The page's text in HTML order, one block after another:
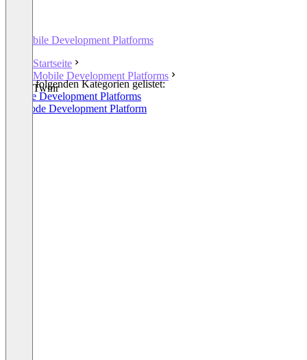
Mobile Development Platforms
Startseite
Mobile Development Platforms
Twinr
In den folgenden Kategorien gelistet:
Mobile Development Platforms
No-Code Development Platform